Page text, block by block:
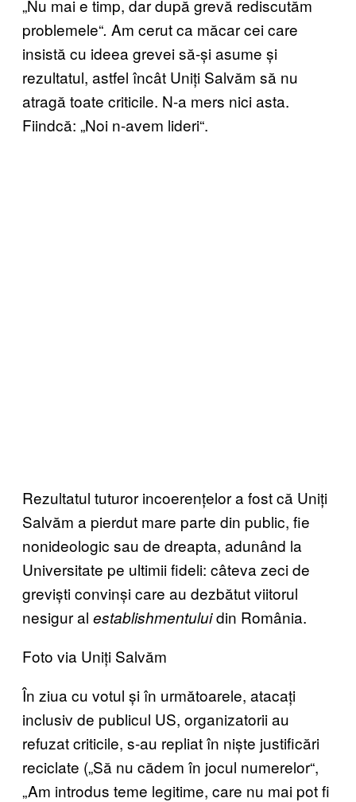
„Nu mai e timp, dar după grevă rediscutăm
problemele“. Am cerut ca măcar cei care
insistă cu ideea grevei să-și asume și
rezultatul, astfel încât Uniți Salvăm să nu
atragă toate criticile. N-a mers nici asta.
Fiindcă: „Noi n-avem lideri“.
Rezultatul tuturor incoerențelor a fost că Uniți
Salvăm a pierdut mare parte din public, fie
nonideologic sau de dreapta, adunând la
Universitate pe ultimii fideli: câteva zeci de
greviști convinși care au dezbătut viitorul
nesigur al establishmentuluidin România.
Foto via Uniți Salvăm
În ziua cu votul și în următoarele, atacați
inclusiv de publicul US, organizatorii au
refuzat criticile, s-au repliat în niște justificări
reciclate („Să nu cădem în jocul numerelor“,
„Am introdus teme legitime, care nu mai pot fi